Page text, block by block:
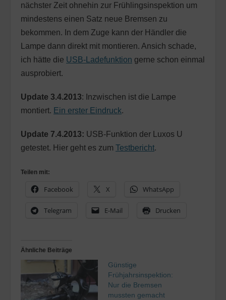
nächster Zeit ohnehin zur Frühlingsinspektion um
mindestens einen Satz neue Bremsen zu
bekommen. In dem Zuge kann der Händler die
Lampe dann direkt mit montieren. Ansich schade,
ich hätte die USB-Ladefunktion gerne schon einmal
ausprobiert.
Update 3.4.2013: Inzwischen ist die Lampe
montiert. Ein erster Eindruck.
Update 7.4.2013: USB-Funktion der Luxos U
getestet. Hier geht es zum Testbericht.
Teilen mit:
Facebook X WhatsApp
Telegram E-Mail Drucken
Ähnliche Beiträge
Günstige
Frühjahrsinspektion:
Nur die Bremsen
mussten gemacht